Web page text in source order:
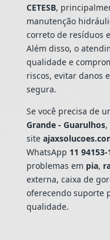
CETESB,
manutenção
correto de resíduos
Além disso, o
qualidade e
riscos, evitar danos
segura.
Se você precisa de
Grande - Guarulhos,
site
WhatsApp 11 94153-
problemas em pia,
externa, caixa de
oferecendo suporte
qualidade.